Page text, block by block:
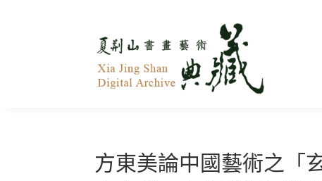
方東美論中國藝術之「